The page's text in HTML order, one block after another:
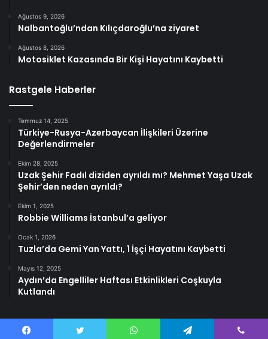
Ağustos 9, 2026
Nalbantoğlu’ndan Kılıçdaroğlu’na ziyaret
Ağustos 8, 2026
Motosiklet Kazasında Bir Kişi Hayatını Kaybetti
Rastgele Haberler
Temmuz 14, 2025
Türkiye-Rusya-Azerbaycan İlişkileri Üzerine
Değerlendirmeler
Ekim 28, 2025
Uzak Şehir Fadıl diziden ayrıldı mı? Mehmet Yaşa Uzak
Şehir’den neden ayrıldı?
Ekim 1, 2025
Robbie Williams İstanbul’a geliyor
Ocak 1, 2026
Tuzla’da Gemi Yan Yattı, 1 İşçi Hayatını Kaybetti
Mayıs 12, 2025
Aydın’da Engelliler Haftası Etkinlikleri Coşkuyla
Kutlandı